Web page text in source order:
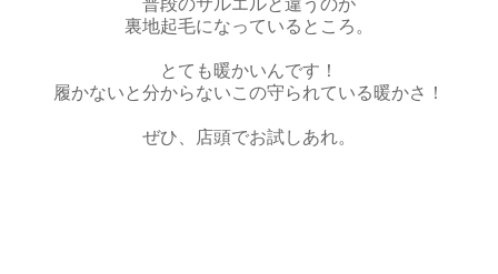
裏地起毛になっているところ。
とても暖かいんです！
履かないと分からないこの守られている暖かさ！
ぜひ、店頭でお試しあれ。